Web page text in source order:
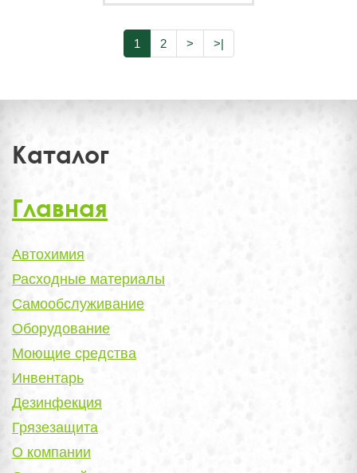
1 2 > >|
Каталог
Главная
Автохимия
Расходные материалы
Самообслуживание
Оборудование
Моющие средства
Инвентарь
Дезинфекция
Грязезащита
О компании